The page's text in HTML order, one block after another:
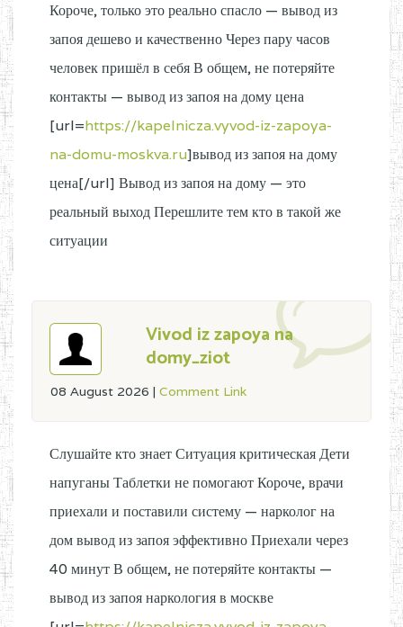
Короче, только это реально спасло — вывод из
запоя дешево и качественно Через пару часов
человек пришёл в себя В общем, не потеряйте
контакты — вывод из запоя на дому цена
[url=https://kapelnicza.vyvod-iz-zapoya-
na-domu-moskva.ru]вывод из запоя на дому
цена[/url] Вывод из запоя на дому — это
реальный выход Перешлите тем кто в такой же
ситуации
Vivod iz zapoya na
domy_ziot
08 August 2026 | Comment Link
Слушайте кто знает Ситуация критическая Дети
напуганы Таблетки не помогают Короче, врачи
приехали и поставили систему — нарколог на
дом вывод из запоя эффективно Приехали через
40 минут В общем, не потеряйте контакты —
вывод из запоя наркология в москве